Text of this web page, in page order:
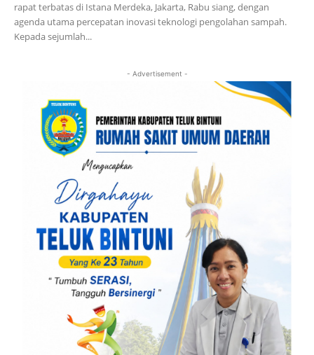
rapat terbatas di Istana Merdeka, Jakarta, Rabu siang, dengan
agenda utama percepatan inovasi teknologi pengolahan sampah.
Kepada sejumlah...
- Advertisement -